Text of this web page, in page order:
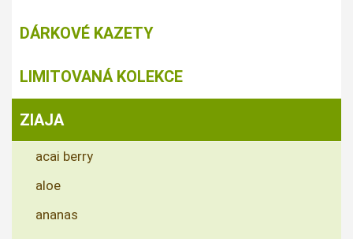
DÁRKOVÉ KAZETY
LIMITOVANÁ KOLEKCE
ZIAJA
acai berry
aloe
ananas